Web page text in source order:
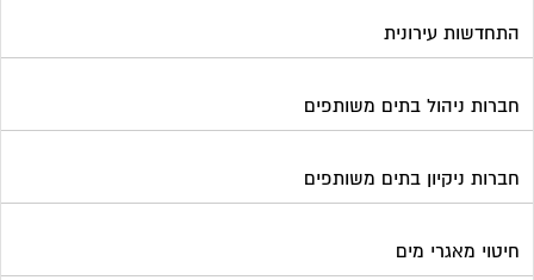
התחדשות עירונית
חברות ניהול בתים משותפים
חברות ניקיון בתים משותפים
חיטוי מאגרי מים